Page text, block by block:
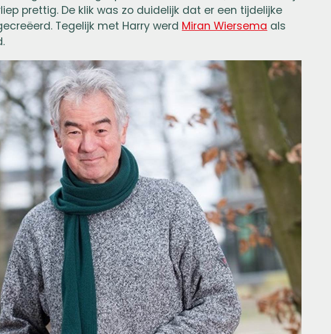
prettig. De klik was zo duidelijk dat er een tijdelijke
Tegelijk met Harry werd Miran Wiersema als